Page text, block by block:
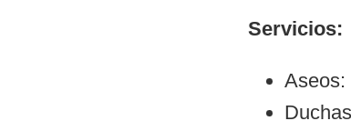
Servicios:
Aseos: